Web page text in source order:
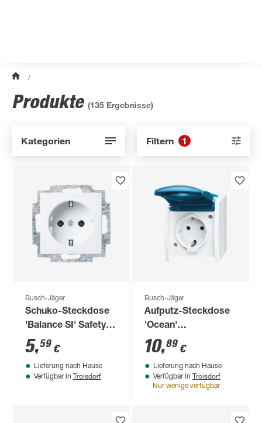
/
Produkte (135 Ergebnisse)
Kategorien Filtern 1
Busch-Jäger
Schuko-Steckdose
'Balance SI' Safety+
alpinweiß
5,59 €
Lieferung nach Hause
Verfügbar in Troisdorf
Busch-Jäger
Aufputz-Steckdose
'Ocean'
grau/blaugrün mit
Klappdeckel
10,89 €
Lieferung nach Hause
Verfügbar in Troisdorf
Nur wenige verfügbar